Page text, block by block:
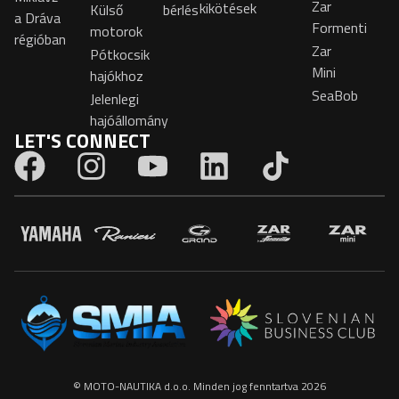
a Dráva
régióban
Külső
motorok
Pótkocsik
hajókhoz
Jelenlegi
hajóállomány
bérléskikötések
Zar
Formenti
Zar
Mini
SeaBob
LET'S CONNECT
© MOTO-NAUTIKA d.o.o. Minden jog fenntartva 2026